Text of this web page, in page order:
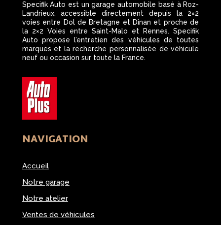
Specifik Auto est un garage automobile basé à Roz-
Landrieux, accessible directement depuis la 2×2
voies entre Dol de Bretagne et Dinan et proche de
la 2×2 Voies entre Saint-Malo et Rennes. Specifik
Auto propose l’entretien des véhicules de toutes
marques et la recherche personnalisée de véhicule
neuf ou occasion sur toute la France.
NAVIGATION
Accueil
Notre garage
Notre atelier
Ventes de véhicules